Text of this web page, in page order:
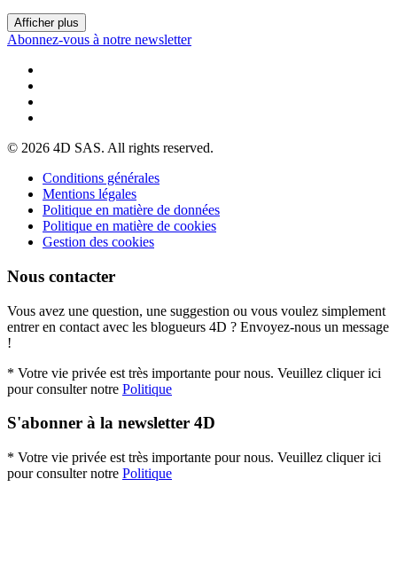
Afficher plus
Abonnez-vous à notre newsletter
© 2026 4D SAS. All rights reserved.
Conditions générales
Mentions légales
Politique en matière de données
Politique en matière de cookies
Gestion des cookies
Nous contacter
Vous avez une question, une suggestion ou vous voulez simplement
entrer en contact avec les blogueurs 4D ? Envoyez-nous un message
!
* Votre vie privée est très importante pour nous. Veuillez cliquer ici
pour consulter notre Politique
S'abonner à la newsletter 4D
* Votre vie privée est très importante pour nous. Veuillez cliquer ici
pour consulter notre Politique